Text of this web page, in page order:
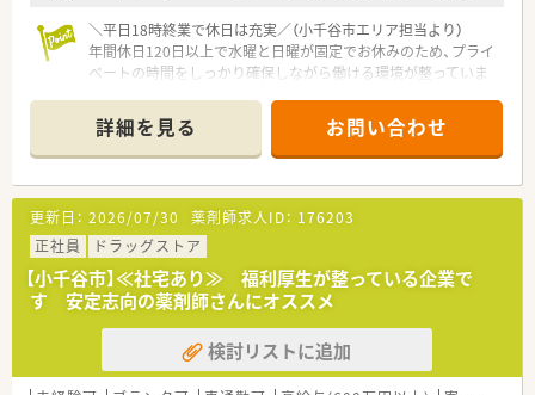
＼平日18時終業で休日は充実／（小千谷市エリア担当より）
年間休日120日以上で水曜と日曜が固定でお休みのため、プライ
ベートの時間をしっかり確保しながら働ける環境が整っていま
＊------------------------------------------＊
【店舗情報と応需状況について】
■JR上越線の小千谷駅から徒歩4分という好立地にあり、毎日の
通勤が非常にスムーズで負担の少ない職場環境です。
■近隣のクリニックより精神科と心療内科の処方箋を1日約40
枚応需しており、専門性を磨ける環境が整っています。
■薬剤師1名の体制で運営されているため、自身のペースで責任
を持って日々の調剤業務を完結できるやりがいがあります。
【法人特徴について】
■群馬県と新潟県を拠点として地域に根ざした店舗展開を行っ
ており、安定した経営基盤を持つ法人が運営しています。
■社員同士の仲が良くアットホームな雰囲気が特徴で、中途入社
詳細を見る お問い合わせ
更新日： 2026/07/30 薬剤師求人ID： 176203
正社員
ドラッグストア
【小千谷市】≪社宅あり≫ 福利厚生が整っている企業で
す 安定志向の薬剤師さんにオススメ
検討リストに追加